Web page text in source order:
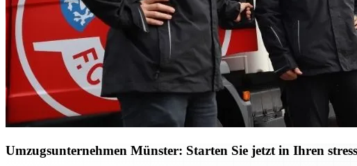
Umzugsunternehmen Münster: Starten Sie jetzt in Ihren